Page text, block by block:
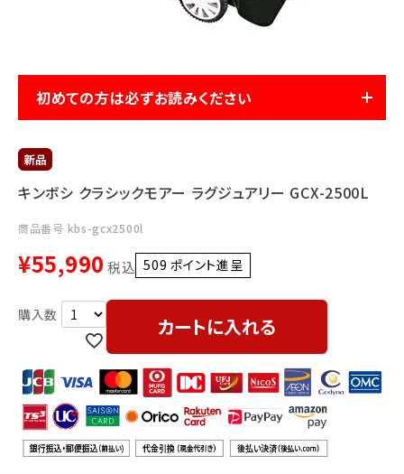
利用ガイド FAQ
メールでのお問い合わせ
FAXでのご注文
0739-72-453224時間受付
初めての方は必ずお読みください
キンボシ クラシックモアー ラグジュアリー GCX-2500L
商品番号 kbs-gcx2500l
¥55,990 税込 509 ポイント進呈 ]
カートに入れる